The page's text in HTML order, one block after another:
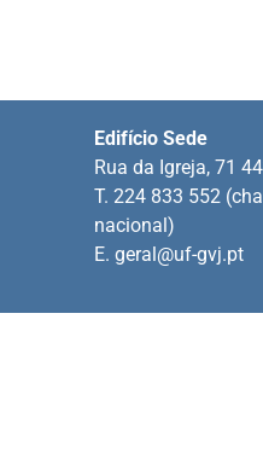
Edifício Sede
Rua da Igreja, 71
T. 224 833 552
nacional)
E.geral@uf-gvj.pt